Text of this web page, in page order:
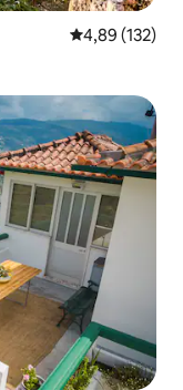
Évaluation
4,89 (132)